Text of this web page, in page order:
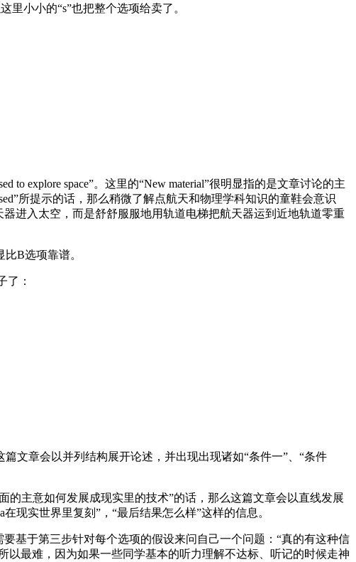
里小小的“s”也把整个选项给卖了。
explore space”。这里的“New material”很明显指的是文章讨论的主
所提示的话，那么稍微了解点航天和物理学科知识的童鞋会意识
进入太空，而是舒舒服服地用轨道电梯把航天器运到近地轨道零重
B选项靠谱。
了：
文章会以并列结构展开论述，并出现出现诸如“条件一”、“条件
的主意如何发展成现实里的技术”的话，那么这篇文章会以直线发展
现实世界里复刻”，“最后结果怎么样”这样的信息。
于第三步针对每个选项的假设来问自己一个问题：“真的有这种信
最难，因为如果一些同学基本的听力理解不达标、听记的时候走神